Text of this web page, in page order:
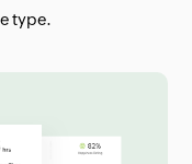
type.